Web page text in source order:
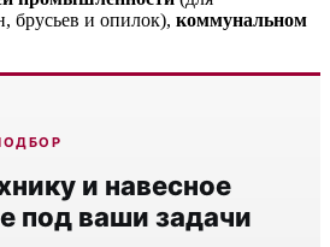
брусьев и опилок), коммунальном
и навесное
под ваши задачи